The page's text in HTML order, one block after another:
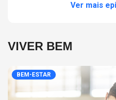
Ver mais
VIVER BEM
BEM-ESTAR